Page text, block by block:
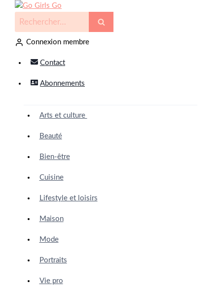
Connexion membre
Contact
Abonnements
Arts et culture
Beauté
Bien-être
Cuisine
Lifestyle et loisirs
Maison
Mode
Portraits
Vie pro